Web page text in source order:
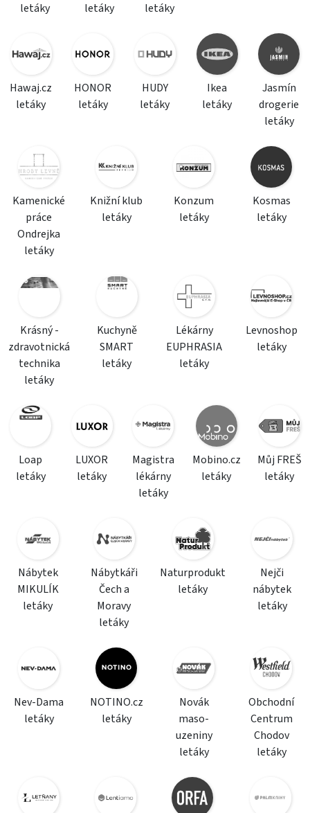
letáky
letáky
letáky
Hawaj.cz
letáky
HONOR
letáky
HUDY
letáky
Ikea
letáky
Jasmín
drogerie
letáky
Kamenické
práce
Ondrejka
letáky
Knižní klub
letáky
Konzum
letáky
Kosmas
letáky
Krásný -
zdravotnická
technika
letáky
Kuchyně
SMART
letáky
Lékárny
EUPHRASIA
letáky
Levnoshop
letáky
Loap
letáky
LUXOR
letáky
Magistra
lékárny
letáky
Mobino.cz
letáky
Můj FREŠ
letáky
Nábytek
MIKULÍK
letáky
Nábytkáři
Čech a
Moravy
letáky
Naturprodukt
letáky
Nejči
nábytek
letáky
Nev-Dama
letáky
NOTINO.cz
letáky
Novák
maso-
uzeniny
letáky
Obchodní
Centrum
Chodov
letáky